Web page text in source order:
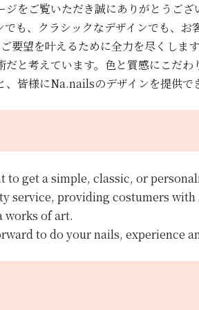
ジをご覧いただき誠にありがとうござ
でも、クラシックなデザインでも、
要望を叶えるために全力を尽くしま
だと考えています。色と質感にこだ
、皆様にNa.nailsのデザインを提供
to get a simple, classic, or
service, providing costumers
works of art.
to do your nails, experience